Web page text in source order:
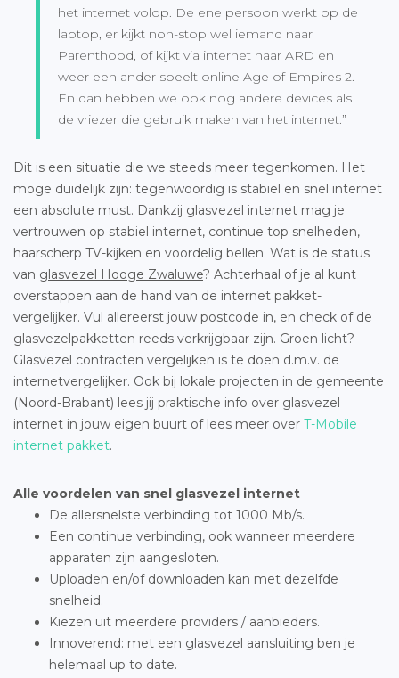
het internet volop. De ene persoon werkt op de
laptop, er kijkt non-stop wel iemand naar
Parenthood, of kijkt via internet naar ARD en
weer een ander speelt online Age of Empires 2.
En dan hebben we ook nog andere devices als
de vriezer die gebruik maken van het internet.”
Dit is een situatie die we steeds meer tegenkomen. Het
moge duidelijk zijn: tegenwoordig is stabiel en snel internet
een absolute must. Dankzij glasvezel internet mag je
vertrouwen op stabiel internet, continue top snelheden,
haarscherp TV-kijken en voordelig bellen. Wat is de status
van glasvezel Hooge Zwaluwe? Achterhaal of je al kunt
overstappen aan de hand van de internet pakket-
vergelijker. Vul allereerst jouw postcode in, en check of de
glasvezelpakketten reeds verkrijgbaar zijn. Groen licht?
Glasvezel contracten vergelijken is te doen d.m.v. de
internetvergelijker. Ook bij lokale projecten in de gemeente
(Noord-Brabant) lees jij praktische info over glasvezel
internet in jouw eigen buurt of lees meer over T-Mobile
internet pakket.
Alle voordelen van snel glasvezel internet
De allersnelste verbinding tot 1000 Mb/s.
Een continue verbinding, ook wanneer meerdere
apparaten zijn aangesloten.
Uploaden en/of downloaden kan met dezelfde
snelheid.
Kiezen uit meerdere providers / aanbieders.
Innoverend: met een glasvezel aansluiting ben je
helemaal up to date.